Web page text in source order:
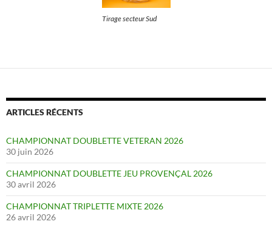
Tirage secteur Sud
ARTICLES RÉCENTS
CHAMPIONNAT DOUBLETTE VETERAN 2026
30 juin 2026
CHAMPIONNAT DOUBLETTE JEU PROVENÇAL 2026
30 avril 2026
CHAMPIONNAT TRIPLETTE MIXTE 2026
26 avril 2026